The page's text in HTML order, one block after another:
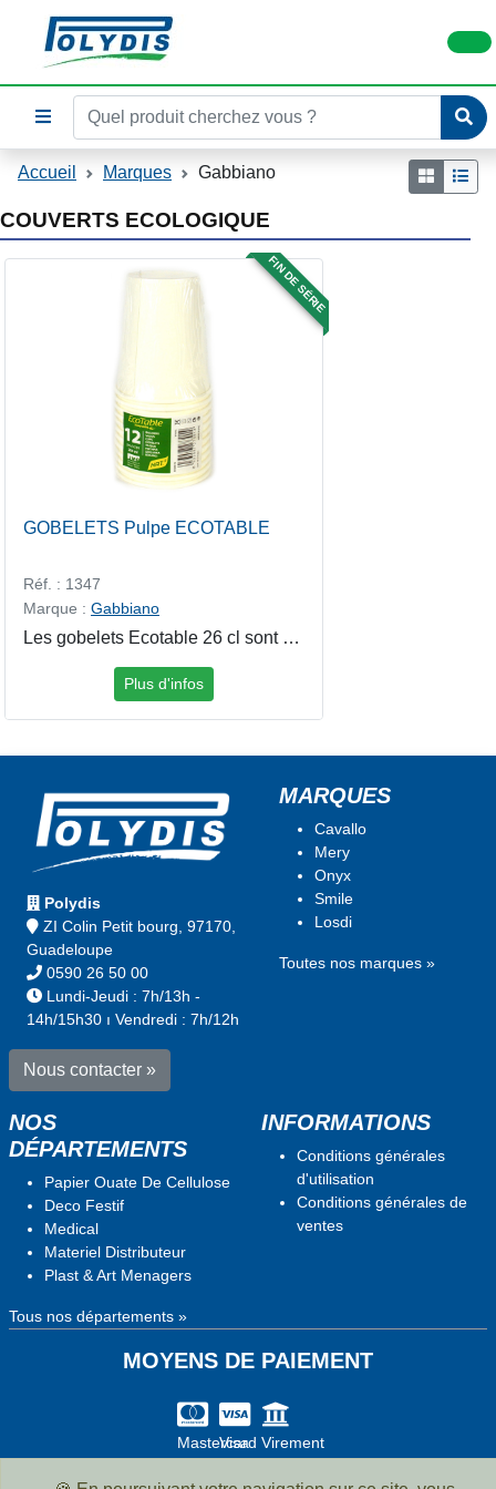
Accueil Marques Gabbiano
COUVERTS ECOLOGIQUE
FIN DE SÉRIE
GOBELETS Pulpe ECOTABLE
Réf. : 1347
Marque : Gabbiano
Les gobelets Ecotable 26 cl sont une alternative écologique aux gobelets jetables en plastique. Fabriqués en matériau biodégradable, ils sont aptes au contact alimentaire et adaptés au service de boissons froides ou chaudes. Leur format pratique de 26 cl convient parfaitement aux événements, repas collectifs, bureaux, piqueniques et restauration écoresponsable.
Plus d'infos
Polydis
ZI Colin Petit bourg, 97170,
Guadeloupe
0590 26 50 00
Lundi-Jeudi : 7h/13h -
14h/15h30 ı Vendredi : 7h/12h
Nous contacter »
MARQUES
Cavallo
Mery
Onyx
Smile
Losdi
Toutes nos marques »
NOS
DÉPARTEMENTS
Papier Ouate De Cellulose
Deco Festif
Medical
Materiel Distributeur
Plast & Art Menagers
Tous nos départements »
INFORMATIONS
Conditions générales
d'utilisation
Conditions générales de
ventes
MOYENS DE PAIEMENT
Mastercard
Visa Virement